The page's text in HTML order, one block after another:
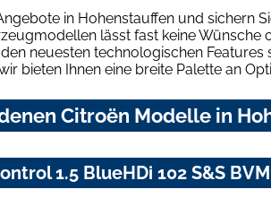
in Hohenstauffen und sichern
lässt fast keine Wünsche
neuesten technologischen
bieten Ihnen eine breite Palette an
Citroën Modelle in
1.5 BlueHDi 102 S&S